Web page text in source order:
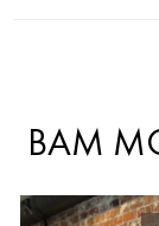
ВАМ